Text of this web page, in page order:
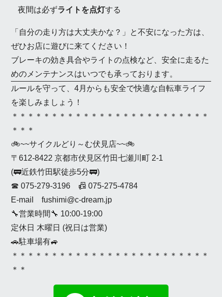
夜間は必ずライトを点灯する
「自分の走り方は大丈夫かな？」と不安になった方は、
ぜひお店に遊びに来てください！
ブレーキの効き具合やライトの点検など、安全に走るた
めのメンテナンスはいつでも承っております。
ルールを守って、4月からも安全で快適な自転車ライフ
を楽しみましょう！
＊＊＊＊＊＊＊＊＊＊＊＊＊＊＊＊＊＊＊＊＊＊＊＊＊
＊＊＊
🚲~~サイクルどり～む伏見店~~🚲
〒612-8422 京都市伏見区竹田七瀬川町 2-1
(🚃近鉄竹田駅徒歩5分🚃)
☎ 075-279-3196 📠 075-275-4784
E-mail fushimi@c-dream.jp
🔧営業時間🔧 10:00-19:00
定休日 木曜日 (祝日は営業)
🚗駐車場有🚙
＊＊＊＊＊＊＊＊＊＊＊＊＊＊＊＊＊＊＊＊＊＊＊＊＊
＊＊